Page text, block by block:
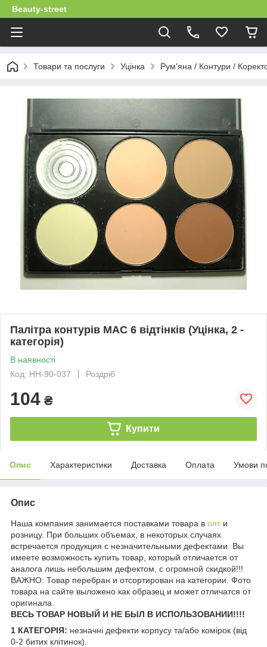
Beauty-street
Товари та послуги Уцінка Рум'яна / Контури /
Палітра контурів МАС 6 відтінків (Уцінка, 2 -
категорія)
В наявності
Код: НН-90-037
Роздріб
104 ₴
Купити
Опис Характеристики Доставка Оплата Умови
Опис
Наша компания занимается поставками товара в опти
розницу. При больших объемах, в некоторых случаях
встречается продукция с незначительными дефектами. Вы
имеете возможность купить товар, который отличается от
аналога лишь небольшим дефектом, с огромной скидкой!!!
ВАЖНО: Товар перебран и отсортирован на категории. Фото
товара на сайте выложено как образец и может отличатся от
оригинала.
ВЕСЬ ТОВАР НОВЫЙ И НЕ БЫЛ В ИСПОЛЬЗОВАНИИ!!!!
1 КАТЕГОРІЯ: незначні дефекти корпусу та/або комірок (від
0-2 битих клітинок).